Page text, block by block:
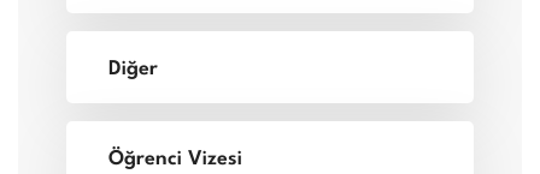
Diğer
Öğrenci Vizesi